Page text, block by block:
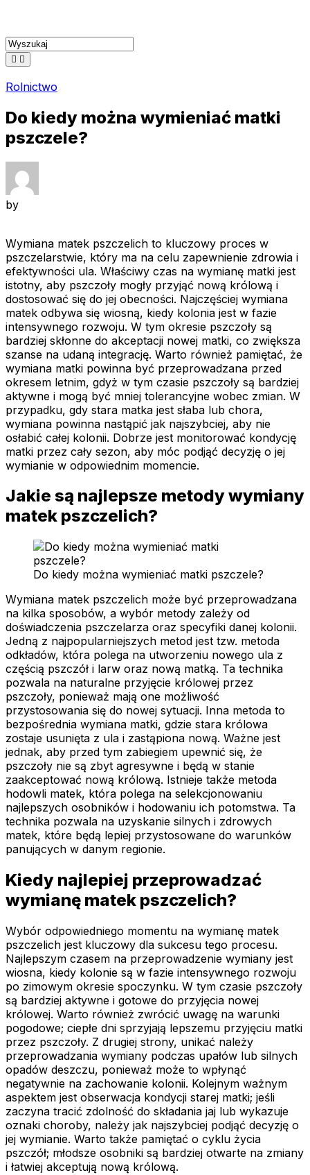
content
Rolnictwo
Do kiedy można wymieniać matki
pszczele?
by
Wymiana matek pszczelich to kluczowy proces w
pszczelarstwie, który ma na celu zapewnienie zdrowia i
efektywności ula. Właściwy czas na wymianę matki jest
istotny, aby pszczoły mogły przyjąć nową królową i
dostosować się do jej obecności. Najczęściej wymiana
matek odbywa się wiosną, kiedy kolonia jest w fazie
intensywnego rozwoju. W tym okresie pszczoły są
bardziej skłonne do akceptacji nowej matki, co zwiększa
szanse na udaną integrację. Warto również pamiętać, że
wymiana matki powinna być przeprowadzana przed
okresem letnim, gdyż w tym czasie pszczoły są bardziej
aktywne i mogą być mniej tolerancyjne wobec zmian. W
przypadku, gdy stara matka jest słaba lub chora,
wymiana powinna nastąpić jak najszybciej, aby nie
osłabić całej kolonii. Dobrze jest monitorować kondycję
matki przez cały sezon, aby móc podjąć decyzję o jej
wymianie w odpowiednim momencie.
Jakie są najlepsze metody wymiany
matek pszczelich?
Do kiedy można wymieniać matki pszczele?
Wymiana matek pszczelich może być przeprowadzana
na kilka sposobów, a wybór metody zależy od
doświadczenia pszczelarza oraz specyfiki danej kolonii.
Jedną z najpopularniejszych metod jest tzw. metoda
odkładów, która polega na utworzeniu nowego ula z
częścią pszczół i larw oraz nową matką. Ta technika
pozwala na naturalne przyjęcie królowej przez
pszczoły, ponieważ mają one możliwość
przystosowania się do nowej sytuacji. Inna metoda to
bezpośrednia wymiana matki, gdzie stara królowa
zostaje usunięta z ula i zastąpiona nową. Ważne jest
jednak, aby przed tym zabiegiem upewnić się, że
pszczoły nie są zbyt agresywne i będą w stanie
zaakceptować nową królową. Istnieje także metoda
hodowli matek, która polega na selekcjonowaniu
najlepszych osobników i hodowaniu ich potomstwa. Ta
technika pozwala na uzyskanie silnych i zdrowych
matek, które będą lepiej przystosowane do warunków
panujących w danym regionie.
Kiedy najlepiej przeprowadzać
wymianę matek pszczelich?
Wybór odpowiedniego momentu na wymianę matek
pszczelich jest kluczowy dla sukcesu tego procesu.
Najlepszym czasem na przeprowadzenie wymiany jest
wiosna, kiedy kolonie są w fazie intensywnego rozwoju
po zimowym okresie spoczynku. W tym czasie pszczoły
są bardziej aktywne i gotowe do przyjęcia nowej
królowej. Warto również zwrócić uwagę na warunki
pogodowe; ciepłe dni sprzyjają lepszemu przyjęciu matki
przez pszczoły. Z drugiej strony, unikać należy
przeprowadzania wymiany podczas upałów lub silnych
opadów deszczu, ponieważ może to wpłynąć
negatywnie na zachowanie kolonii. Kolejnym ważnym
aspektem jest obserwacja kondycji starej matki; jeśli
zaczyna tracić zdolność do składania jaj lub wykazuje
oznaki choroby, należy jak najszybciej podjąć decyzję o
jej wymianie. Warto także pamiętać o cyklu życia
pszczół; młodsze osobniki są bardziej otwarte na zmiany
i łatwiej akceptują nową królową.